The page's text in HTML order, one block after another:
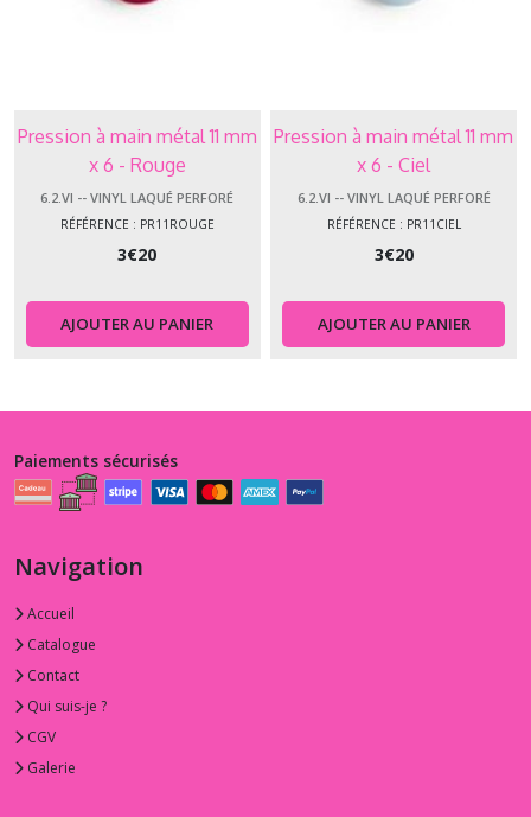
Pression à main métal 11 mm
x 6 - Rouge
6.2.VI -- VINYL LAQUÉ PERFORÉ
RÉFÉRENCE : PR11ROUGE
3€20
AJOUTER AU PANIER
Pression à main métal 11 mm
x 6 - Ciel
6.2.VI -- VINYL LAQUÉ PERFORÉ
RÉFÉRENCE : PR11CIEL
3€20
AJOUTER AU PANIER
Paiements sécurisés
Navigation
Accueil
Catalogue
Contact
Qui suis-je ?
CGV
Galerie